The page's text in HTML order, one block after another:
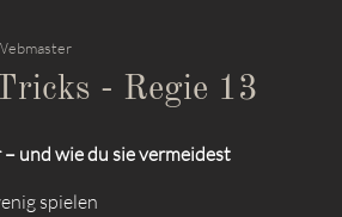
- Regie 13
und wie du sie vermeidest
spielen